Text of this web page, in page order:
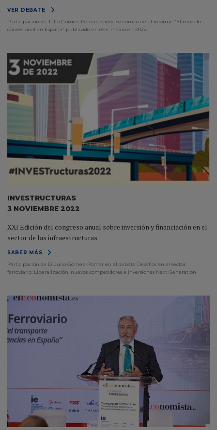
VER DEBATE
Participación de Julio Goméz-Pomar, donde se comparte el informe “El modelo
concesional en España” publicado en este medio en 2022.
INVESTRUCTURAS
3 NOVIEMBRE 2022
XXI Edición del congreso anual sobre inversión y financiación en el
sector de las infraestructuras
SABER MÁS
Participación de D. Julio Gómez-Pomar en el debate Desafíos en el sector
ferroviario: Liberalización, nuevos competidores e inversiones Next Generation